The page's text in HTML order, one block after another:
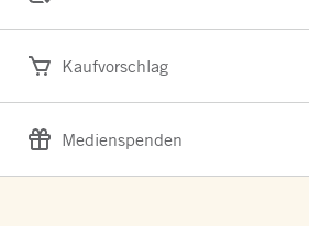
Kaufvorschlag
Medienspenden